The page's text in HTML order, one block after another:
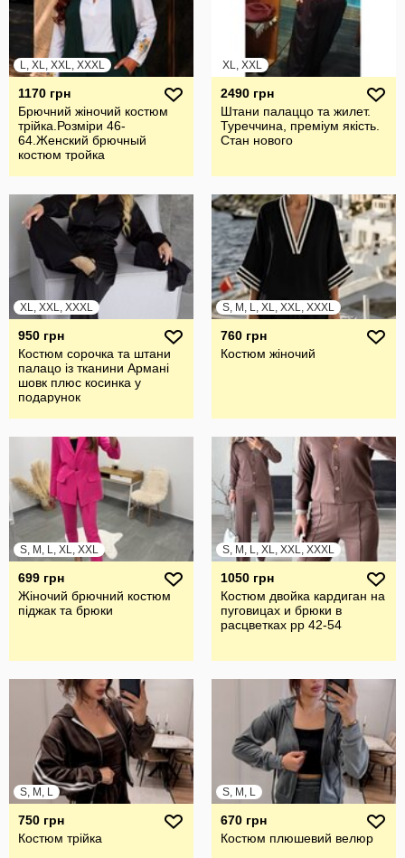
L, XL, XXL, XXXL
1170 грн
Брючний жiночий костюм
трiйка.Розмiри 46-
64.Женский брючный
костюм тройка
XL, XXL
2490 грн
Штани палаццо та жилет.
Туреччина, преміум якість.
Стан нового
XL, XXL, XXXL
950 грн
Костюм сорочка та штани
палацо із тканини Армані
шовк плюс косинка у
подарунок
S, M, L, XL, XXL, XXXL
760 грн
Костюм жіночий
S, M, L, XL, XXL
699 грн
Жіночий брючний костюм
піджак та брюки
S, M, L, XL, XXL, XXXL
1050 грн
Костюм двойка кардиган на
пуговицах и брюки в
расцветках рр 42-54
S, M, L
750 грн
Костюм трійка
S, M, L
670 грн
Костюм плюшевий велюр